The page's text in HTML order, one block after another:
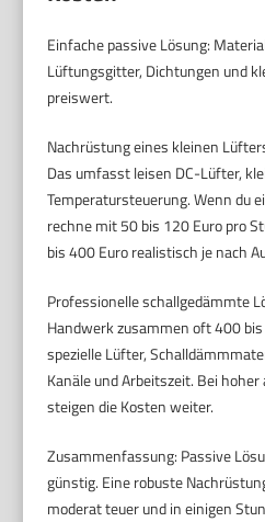
Einfache passive Lösung:
Lüftungsgitter, Dichtungen und
preiswert.
Nachrüstung eines kleinen
Das umfasst leisen DC-Lüfter,
Temperatursteuerung. Wenn du
rechne mit 50 bis 120 Euro pro
bis 400 Euro realistisch je nach
Professionelle schallgedämmte
Handwerk zusammen oft 400
spezielle Lüfter,
Kanäle und Arbeitszeit. Bei
steigen die Kosten weiter.
Zusammenfassung: Passive
günstig. Eine robuste
moderat teuer und in einigen